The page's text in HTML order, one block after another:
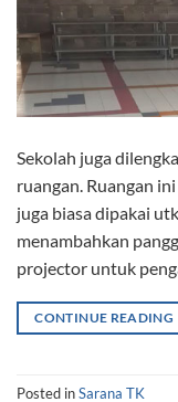
Sekolah juga
ruangan. Ruangan
juga biasa dipakai
menambahkan
projector untuk
CONTINUE READING
Posted inSarana TK